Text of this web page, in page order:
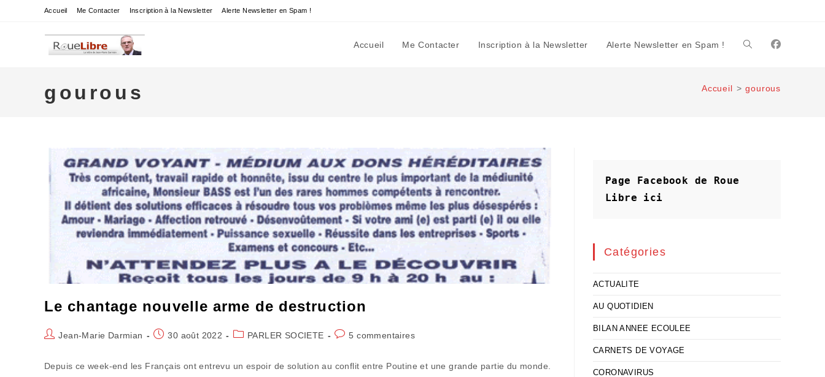
Accueil Me Contacter Inscription à la Newsletter Alerte Newsletter en Spam !
Accueil Me Contacter Inscription à la Newsletter Alerte Newsletter en Spam ! Toggle
website
gourous Accueil > gourous
Le chantage nouvelle arme de destruction
Auteur/autrice
publication :
Jean-Marie Darmian
Publication
30 août 2022
PostPARLER SOCIETE
Commentaires
5 commentaires
Depuis ce week-end les Français ont entrevu un espoir de solution au conflit entre Poutine et une grande partie du monde.
Page Facebook de Roue
Libre
ici
Catégories
ACTUALITE
AU QUOTIDIEN
BILAN ANNEE ECOULEE
CARNETS DE VOYAGE
CORONAVIRUS